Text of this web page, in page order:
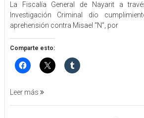
FGEN
ORDEN
DE
APREHENSIÓN
POR
FEMINICIDO
AGRAVADO
FILICIDIO
La Fiscalía General de Nayarit a
Investigación Criminal dio
aprehensión contra Misael “N”, por
Comparte esto:
Leer más